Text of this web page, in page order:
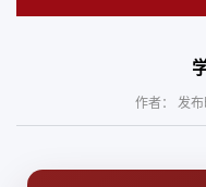
作者： 发布